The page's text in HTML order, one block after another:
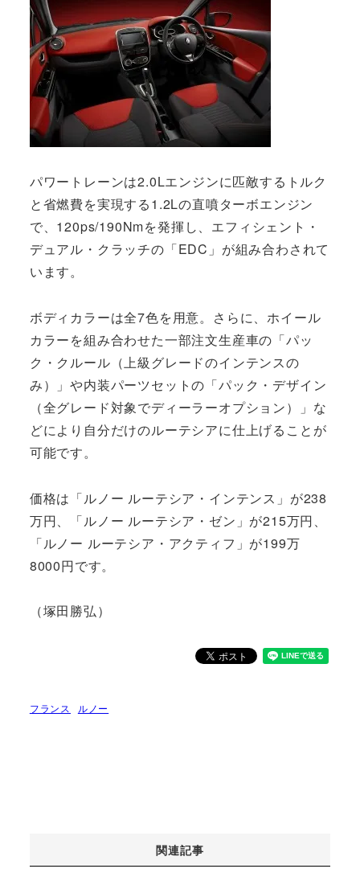
パワートレーンは2.0Lエンジンに匹敵するトルク
と省燃費を実現する1.2Lの直噴ターボエンジン
で、120ps/190Nmを発揮し、エフィシェント・
デュアル・クラッチの「EDC」が組み合わされて
います。
ボディカラーは全7色を用意。さらに、ホイール
カラーを組み合わせた一部注文生産車の「パッ
ク・クルール（上級グレードのインテンスの
み）」や内装パーツセットの「パック・デザイン
（全グレード対象でディーラーオプション）」な
どにより自分だけのルーテシアに仕上げることが
可能です。
価格は「ルノー ルーテシア・インテンス」が238
万円、「ルノー ルーテシア・ゼン」が215万円、
「ルノー ルーテシア・アクティフ」が199万
8000円です。
（塚田勝弘）
フランス ルノー
関連記事